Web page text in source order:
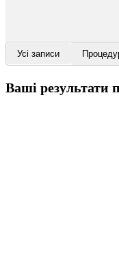
Усі записи
Ваші результати